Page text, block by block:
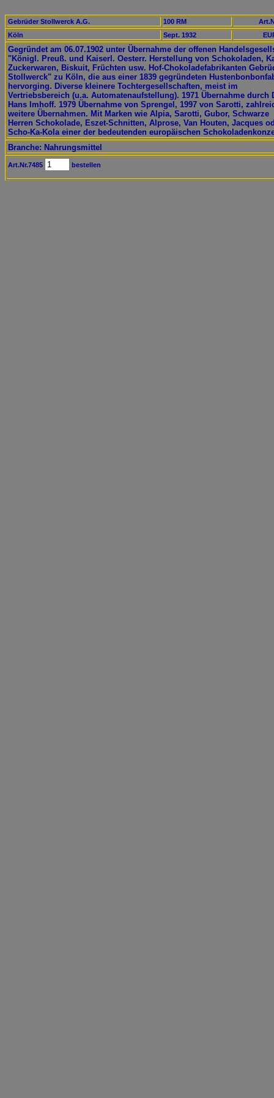
Gebrüder Stollwerck A.G. 100 RM
Köln
Sept. 1932
Gegründet am 06.07.1902 unter Übernahme der offenen
"Königl. Preuß. und Kaiserl. Oesterr. Herstellung von Schokoladen,
Zuckerwaren, Biskuit, Früchten usw. Hof-Chokoladefabrikanten
Stollwerck" zu Köln, die aus einer 1839 gegründeten
hervorging. Diverse kleinere Tochtergesellschaften, meist im
Vertriebsbereich (u.a. Automatenaufstellung). 1971 Übernahme durch
Hans Imhoff. 1979 Übernahme von Sprengel, 1997 von Sarotti,
weitere Übernahmen. Mit Marken wie Alpia, Sarotti, Gubor, Schwarze
Herren Schokolade, Eszet-Schnitten, Alprose, Van Houten, Jacques
Scho-Ka-Kola einer der bedeutenden europäischen
Branche: Nahrungsmittel
Art.Nr.7485 bestellen